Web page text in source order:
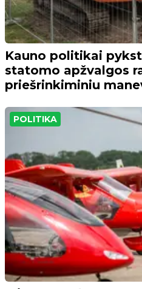
Kauno politikai
statomo apžvalgos
priešrinkiminiu
POLITIKA